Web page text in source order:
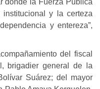
donde la Fuerza Pública
institucional y la certeza
y entereza”,
del fiscal
brigadier general de la
Suárez; del mayor